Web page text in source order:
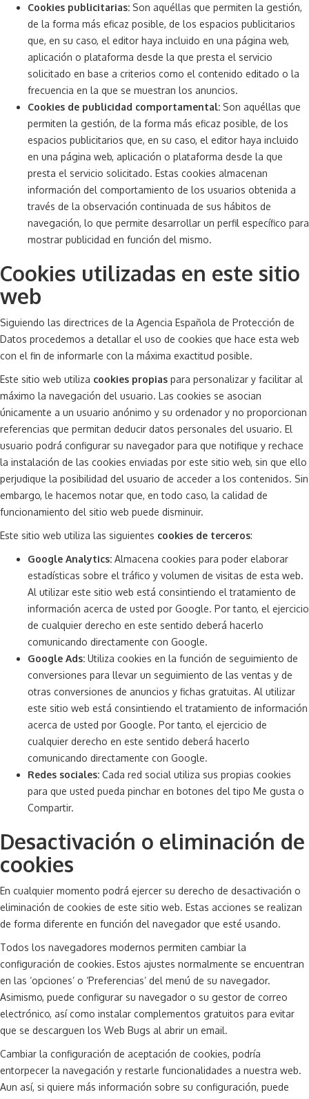
Cookies publicitarias: Son aquéllas que permiten la gestión,
de la forma más eficaz posible, de los espacios publicitarios
que, en su caso, el editor haya incluido en una página web,
aplicación o plataforma desde la que presta el servicio
solicitado en base a criterios como el contenido editado o la
frecuencia en la que se muestran los anuncios.
Cookies de publicidad comportamental: Son aquéllas que
permiten la gestión, de la forma más eficaz posible, de los
espacios publicitarios que, en su caso, el editor haya incluido
en una página web, aplicación o plataforma desde la que
presta el servicio solicitado. Estas cookies almacenan
información del comportamiento de los usuarios obtenida a
través de la observación continuada de sus hábitos de
navegación, lo que permite desarrollar un perfil específico para
mostrar publicidad en función del mismo.
Cookies utilizadas en este sitio
web
Siguiendo las directrices de la Agencia Española de Protección de
Datos procedemos a detallar el uso de cookies que hace esta web
con el fin de informarle con la máxima exactitud posible.
Este sitio web utiliza cookies propias para personalizar y facilitar al
máximo la navegación del usuario. Las cookies se asocian
únicamente a un usuario anónimo y su ordenador y no proporcionan
referencias que permitan deducir datos personales del usuario. El
usuario podrá configurar su navegador para que notifique y rechace
la instalación de las cookies enviadas por este sitio web, sin que ello
perjudique la posibilidad del usuario de acceder a los contenidos. Sin
embargo, le hacemos notar que, en todo caso, la calidad de
funcionamiento del sitio web puede disminuir.
Este sitio web utiliza las siguientes cookies de terceros:
Google Analytics: Almacena cookies para poder elaborar
estadísticas sobre el tráfico y volumen de visitas de esta web.
Al utilizar este sitio web está consintiendo el tratamiento de
información acerca de usted por Google. Por tanto, el ejercicio
de cualquier derecho en este sentido deberá hacerlo
comunicando directamente con Google.
Google Ads: Utiliza cookies en la función de seguimiento de
conversiones para llevar un seguimiento de las ventas y de
otras conversiones de anuncios y fichas gratuitas. Al utilizar
este sitio web está consintiendo el tratamiento de información
acerca de usted por Google. Por tanto, el ejercicio de
cualquier derecho en este sentido deberá hacerlo
comunicando directamente con Google.
Redes sociales: Cada red social utiliza sus propias cookies
para que usted pueda pinchar en botones del tipo Me gusta o
Compartir.
Desactivación o eliminación de
cookies
En cualquier momento podrá ejercer su derecho de desactivación o
eliminación de cookies de este sitio web. Estas acciones se realizan
de forma diferente en función del navegador que esté usando.
Todos los navegadores modernos permiten cambiar la
configuración de cookies. Estos ajustes normalmente se encuentran
en las ‘opciones’ o ‘Preferencias’ del menú de su navegador.
Asimismo, puede configurar su navegador o su gestor de correo
electrónico, así como instalar complementos gratuitos para evitar
que se descarguen los Web Bugs al abrir un email.
Cambiar la configuración de aceptación de cookies, podría
entorpecer la navegación y restarle funcionalidades a nuestra web.
Aun así, si quiere más información sobre su configuración, puede